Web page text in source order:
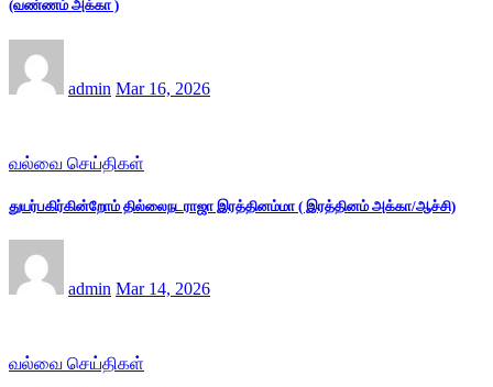
(வண்ணம் அக்கா )
admin Mar 16, 2026
வல்வை செய்திகள்
துயர்பகிர்கின்றோம் தில்லைநடராஜா இரத்தினம்மா ( இரத்தினம் அக்கா/ஆச்சி)
admin Mar 14, 2026
வல்வை செய்திகள்